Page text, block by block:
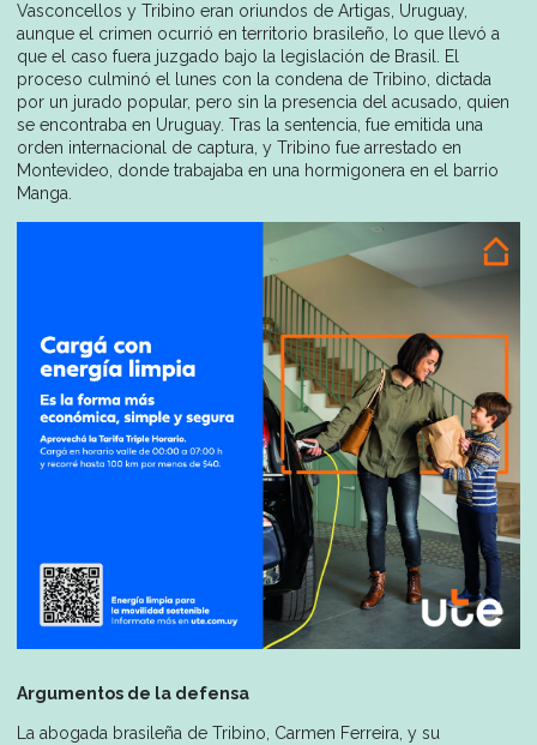
Vasconcellos y Tribino eran oriundos de Artigas, Uruguay,
aunque el crimen ocurrió en territorio brasileño, lo que llevó a
que el caso fuera juzgado bajo la legislación de Brasil. El
proceso culminó el lunes con la condena de Tribino, dictada
por un jurado popular, pero sin la presencia del acusado, quien
se encontraba en Uruguay. Tras la sentencia, fue emitida una
orden internacional de captura, y Tribino fue arrestado en
Montevideo, donde trabajaba en una hormigonera en el barrio
Manga.
Argumentos de la defensa
La abogada brasileña de Tribino, Carmen Ferreira, y su